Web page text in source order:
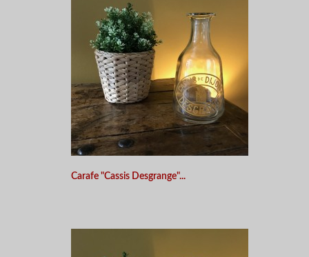
Carafe "Cassis Desgrange"...